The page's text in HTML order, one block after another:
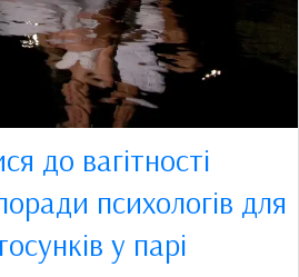
до вагітності
психологів для
у парі